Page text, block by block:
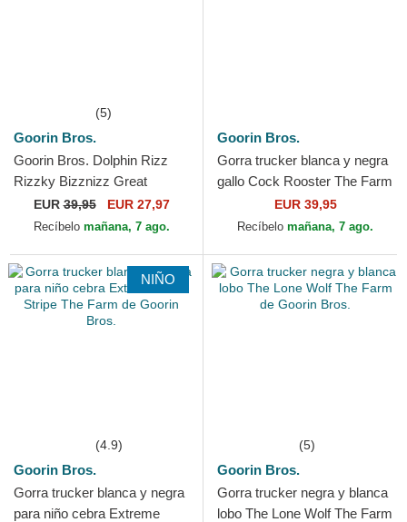
(5)
Goorin Bros.
Goorin Bros. Dolphin Rizz
Rizzky Bizznizz Great
Escape The Farm Black and
White Trucker Hat
EUR39,95 EUR 27,97
Recíbelo mañana, 7 ago.
Goorin Bros.
Gorra trucker blanca y negra
gallo Cock Rooster The Farm
de Goorin Bros.
EUR 39,95
Recíbelo mañana, 7 ago.
NIÑO
(4.9)
Goorin Bros.
Gorra trucker blanca y negra
para niño cebra Extreme
(5)
Goorin Bros.
Gorra trucker negra y blanca
lobo The Lone Wolf The Farm